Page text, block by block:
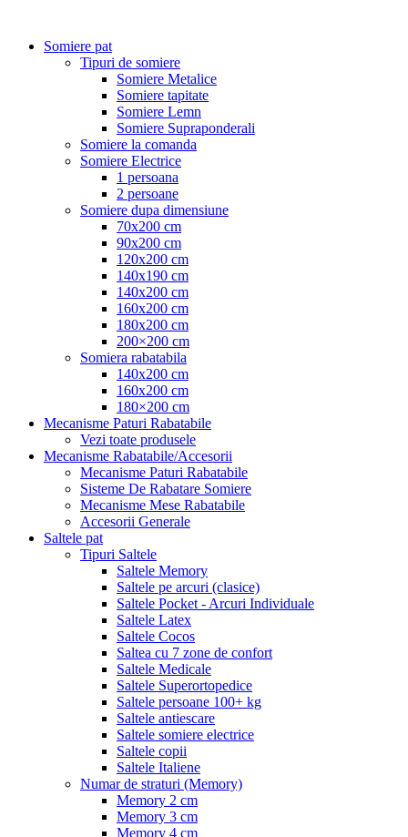
Somiere pat
Tipuri de somiere
Somiere Metalice
Somiere tapitate
Somiere Lemn
Somiere Supraponderali
Somiere la comanda
Somiere Electrice
1 persoana
2 persoane
Somiere dupa dimensiune
70x200 cm
90x200 cm
120x200 cm
140x190 cm
140x200 cm
160x200 cm
180x200 cm
200×200 cm
Somiera rabatabila
140x200 cm
160x200 cm
180×200 cm
Mecanisme Paturi Rabatabile
Vezi toate produsele
Mecanisme Rabatabile/Accesorii
Mecanisme Paturi Rabatabile
Sisteme De Rabatare Somiere
Mecanisme Mese Rabatabile
Accesorii Generale
Saltele pat
Tipuri Saltele
Saltele Memory
Saltele pe arcuri (clasice)
Saltele Pocket - Arcuri Individuale
Saltele Latex
Saltele Cocos
Saltea cu 7 zone de confort
Saltele Medicale
Saltele Superortopedice
Saltele persoane 100+ kg
Saltele antiescare
Saltele somiere electrice
Saltele copii
Saltele Italiene
Numar de straturi (Memory)
Memory 2 cm
Memory 3 cm
Memory 4 cm